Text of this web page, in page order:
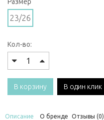
23/26
Кол-во:
В корзину В один клик
Описание О бренде Отзывы (0)